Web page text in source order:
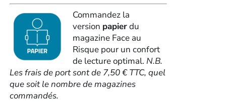
Commandez la
version papierdu
magazine Face au
Risque pour un confort
de lecture optimal. N.B.
Les frais de port sont de 7,50 € TTC, quel
que soit le nombre de magazines
commandés.